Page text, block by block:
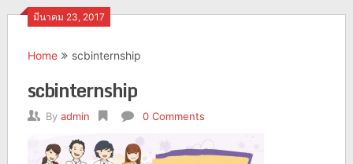
มีนาคม 23, 2017
Home scbinternship
scbinternship
By admin 0 Comments